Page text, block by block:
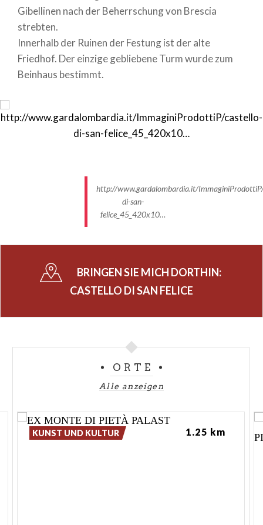
Gibellinen nach der Beherrschung von Brescia
strebten.
Innerhalb der Ruinen der Festung ist der alte
Friedhof. Der einzige gebliebene Turm wurde zum
Beinhaus bestimmt.
http://www.gardalombardia.it/
di-san-
felice_45_420x10…
BRINGEN SIE MICH DORTHIN:
CASTELLO DI SAN FELICE
ORTE
Alle anzeigen
KUNST UND KULTUR 1.25 km